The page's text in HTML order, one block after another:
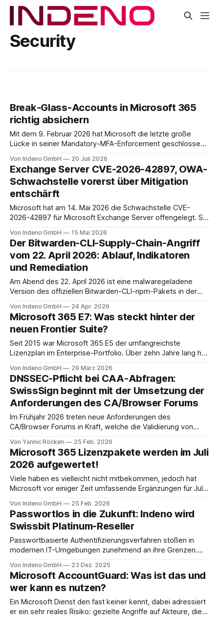
Security
Break-Glass-Accounts in Microsoft 365
richtig absichern
Mit dem 9. Februar 2026 hat Microsoft die letzte große
Lücke in seiner Mandatory-MFA-Enforcement geschlossen.
Microsoft 365 Admin Center anmeldet, einen zweiten
Faktor nachweisen. Für das Entra Admin Center, das Azure-
Portal und das Intune Admin Center gilt das
Von Indeno GmbH 20 Juli 2026
Exchange Server CVE-2026-42897, OWA-
Schwachstelle vorerst über Mitigation
entschärft
Microsoft hat am 14. Mai 2026 die Schwachstelle CVE-
2026-42897 für Microsoft Exchange Server offengelegt. Sie
unauthentifizierten Angreifer, über eine speziell präparierte
E-Mail JavaScript im Browser-Kontext des Empfängers
auszuführen. Der CVSS-Basisscore liegt bei 8.1, eingestuft
als
Von Indeno GmbH 15 Mai 2026
Der Bitwarden-CLI-Supply-Chain-Angriff
vom 22. April 2026: Ablauf, Indikatoren
und Remediation
Am Abend des 22. April 2026 ist eine malwaregeladene
Version des offiziellen Bitwarden-CLI-npm-Pakets in der
zwischen 17:57 und 19:30 ET, also rund 93 Minuten, auf
npm abrufbar. Bitwarden spricht in der eigenen
Stellungnahme von etwa 334 Installationen
Von Indeno GmbH 24 Apr. 2026
Microsoft 365 E7: Was steckt hinter der
neuen Frontier Suite?
Seit 2015 war Microsoft 365 E5 der umfangreichste
Lizenzplan im Enterprise-Portfolio. Über zehn Jahre lang hat
nichts Neues eingeführt. Mit Microsoft 365 E7 kommt am 1.
Mai 2026 ein Plan (Introducing Microsoft 365 E7: The
Frontier Suite), der nicht einfach ein
Von Indeno GmbH 29 März 2026
DNSSEC-Pflicht bei CAA-Abfragen:
SwissSign beginnt mit der Umsetzung der
Anforderungen des CA/Browser Forums
Im Frühjahr 2026 treten neue Anforderungen des
CA/Browser Forums in Kraft, welche die Validierung von
Vorgaben frühzeitig um und aktiviert am 2. März 2026 die
verpflichtende DNSSEC-Validierung bei Anfragen zu CAA-
und DCV-Daten. Zertifikatsanträge werden somit nur noch
dann erfolgreich
Von Yannic Röcken 25 Feb. 2026
Microsoft 365 Lizenzpakete werden im Juli
2026 aufgewertet!
Viele haben es vielleicht nicht mitbekommen, jedoch hat
Microsoft vor einiger Zeit umfassende Ergänzungen für Juli
Microsoft 365, angekündigt. So erhält beispielsweise das
beliebte Microsoft 365 Business Premium statt 50 GB nun
100 GB Speicherplatz für das Exchange-Online-
Von Indeno GmbH 25 Feb. 2026
Passwortlos in die Zukunft: Indeno wird
Swissbit Platinum-Reseller
Passwortbasierte Authentifizierungsverfahren stoßen in
modernen IT-Umgebungen zunehmend an ihre Grenzen.
Credential Stuffing und Identitätsdiebstahl setzen immer
mehr Unternehmen auf passwortlose Anmeldeverfahren,
um sowohl das Sicherheitsniveau als auch die
Benutzerfreundlichkeit nachhaltig zu verbessern. Vor
diesem Hintergrund vertiefen wir die Zusammenarbeit mit
Von Indeno GmbH 23 Dez. 2025
Microsoft AccountGuard: Was ist das und
wer kann es nutzen?
Ein Microsoft Dienst den fast keiner kennt, dabei adressiert
er ein sehr reales Risiko: gezielte Angriffe auf Akteure, die